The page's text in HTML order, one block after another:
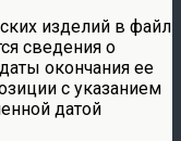
изделий в файл
сведения о
окончания ее
с указанием
датой